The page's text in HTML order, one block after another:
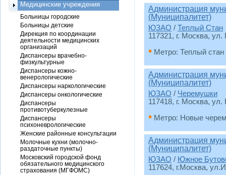
Администрация
(Муниципалитет)
ЮЗАО / Теплый Стан
117321, г. Москва,
• Метро: Теплый стан
Администрация
(Муниципалитет)
ЮЗАО / Черемушки
117418, г. Москва,
• Метро: Новые
Администрация
(Муниципалитет)
ЮЗАО / Южное
117624, г.Москва,
Медицинские учреждения
Больницы городские
Больницы детские
Дирекция по координации
деятельности медицинских
организаций
Диспансеры врачебно-
физкультурные
Диспансеры кожно-
венерологические
Диспансеры наркологические
Диспансеры онкологические
Диспансеры
противотуберкулезные
Диспансеры
психоневрологические
Женские районные консультации
Молочные кухни (молочно-
раздаточные пункты)
Московский городской фонд
обязательного медицинского
страхования (МГФОМС)